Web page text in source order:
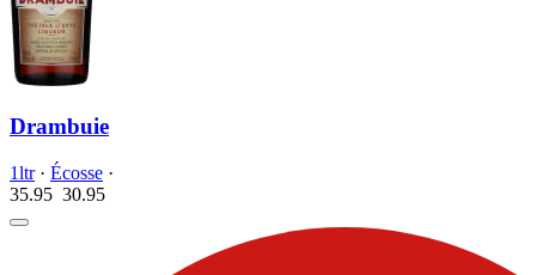
Drambuie
1ltr· Écosse ·
35.95 30.95